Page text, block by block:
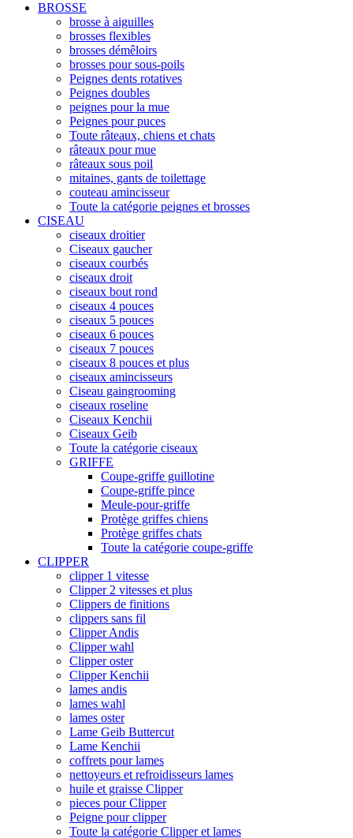
BROSSE
brosse à aiguilles
brosses flexibles
brosses démêloirs
brosses pour sous-poils
Peignes dents rotatives
Peignes doubles
peignes pour la mue
Peignes pour puces
Toute râteaux, chiens et chats
râteaux pour mue
râteaux sous poil
mitaines, gants de toilettage
couteau amincisseur
Toute la catégorie peignes et brosses
CISEAU
ciseaux droitier
Ciseaux gaucher
ciseaux courbés
ciseaux droit
ciseaux bout rond
ciseaux 4 pouces
ciseaux 5 pouces
ciseaux 6 pouces
ciseaux 7 pouces
ciseaux 8 pouces et plus
ciseaux amincisseurs
Ciseau gaingrooming
ciseaux roseline
Ciseaux Kenchii
Ciseaux Geib
Toute la catégorie ciseaux
GRIFFE
Coupe-griffe guillotine
Coupe-griffe pince
Meule-pour-griffe
Protège griffes chiens
Protège griffes chats
Toute la catégorie coupe-griffe
CLIPPER
clipper 1 vitesse
Clipper 2 vitesses et plus
Clippers de finitions
clippers sans fil
Clipper Andis
Clipper wahl
Clipper oster
Clipper Kenchii
lames andis
lames wahl
lames oster
Lame Geib Buttercut
Lame Kenchii
coffrets pour lames
nettoyeurs et refroidisseurs lames
huile et graisse Clipper
pieces pour Clipper
Peigne pour clipper
Toute la catégorie Clipper et lames